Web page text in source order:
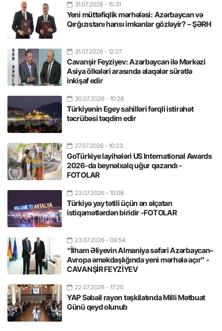
31.07.2026 - 15:31
Yeni müttəfiqlik mərhələsi: Azərbaycan və
Qırğızıstanı hansı imkanlar gözləyir? – ŞƏRH
31.07.2026 - 12:27
Cavanşir Feyziyev: Azərbaycan ilə Mərkəzi
Asiya ölkələri arasında əlaqələr sürətlə
inkişaf edir
30.07.2026 - 10:28
Türkiyənin Egey sahilləri fərqli istirahət
təcrübəsi təqdim edir
27.07.2026 - 10:23
GoTürkiye layihələri US International Awards
2026-da beynəlxalq uğur qazandı -
FOTOLAR
23.07.2026 - 10:08
Türkiyə yay tətili üçün ən əlçatan
istiqamətlərdən biridir -FOTOLAR
23.07.2026 - 09:54
“İlham Əliyevin Almaniya səfəri Azərbaycan–
Avropa əməkdaşlığında yeni mərhələ açır” -
CAVANŞİR FEYZİYEV
22.07.2026 - 17:20
YAP Səbail rayon təşkilatında Milli Mətbuat
Günü qeyd olunub